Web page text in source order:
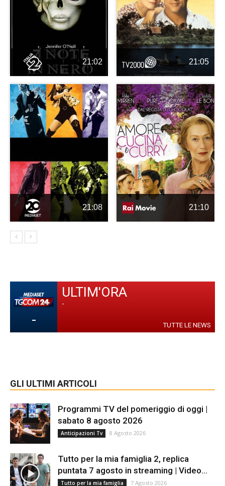
21:02 21:05
21:08 21:10
-
ULTIM'ORA
-
TUTTE LE NEWS
GLI ULTIMI ARTICOLI
Programmi TV del pomeriggio di oggi |
sabato 8 agosto 2026
Anticipazioni Tv 8 Agosto 2026
Tutto per la mia famiglia 2, replica
puntata 7 agosto in streaming | Video...
Tutto per la mia famiglia 7 Agosto 2026